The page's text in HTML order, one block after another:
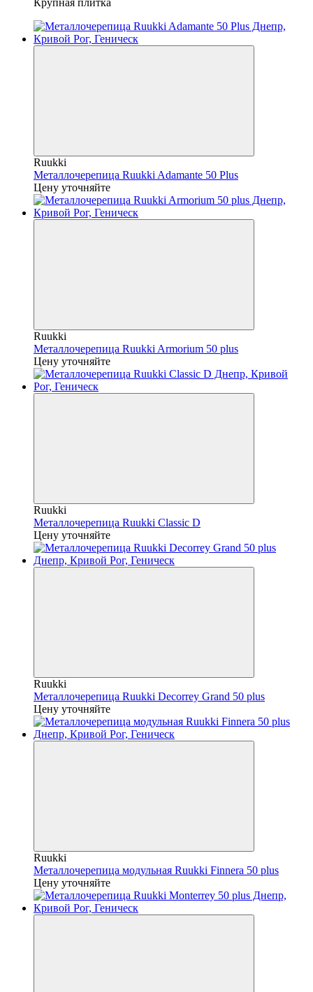
Ruukki
Металлочерепица Ruukki Adamante 50 Plus
Цену уточняйте
Ruukki
Металлочерепица Ruukki Armorium 50 plus
Цену уточняйте
Ruukki
Металлочерепица Ruukki Classic D
Цену уточняйте
Ruukki
Металлочерепица Ruukki Decorrey Grand 50 plus
Цену уточняйте
Ruukki
Металлочерепица модульная Ruukki Finnera 50 plus
Цену уточняйте